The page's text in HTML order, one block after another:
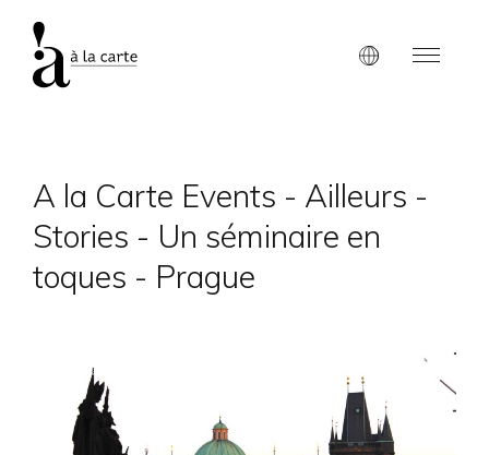
A la Carte Events - Ailleurs -
Stories - Un séminaire en
toques - Prague